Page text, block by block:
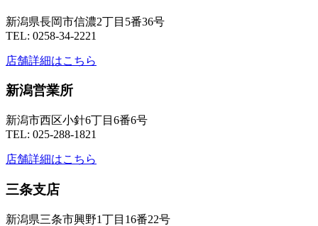
新潟県長岡市信濃2丁目5番36号
TEL: 0258-34-2221
店舗詳細はこちら
新潟営業所
新潟市西区小針6丁目6番6号
TEL: 025-288-1821
店舗詳細はこちら
三条支店
新潟県三条市興野1丁目16番22号